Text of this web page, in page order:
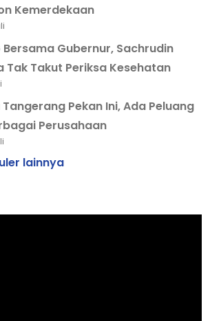
Kemerdekaan
Bersama Gubernur, Sachrudin
Tak Takut Periksa Kesehatan
Pekan Ini, Ada Peluang
Perusahaan
lainnya